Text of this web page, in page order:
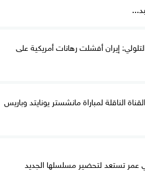
إيران أفشلت رهانات أمريكية على
الناقلة لمباراة مانشستر يونايتد وباريس
عمر تستعد لتحضير مسلسلها الجديد